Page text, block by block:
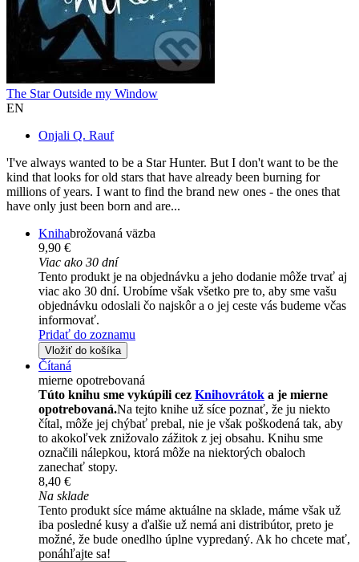
The Star Outside my Window
EN
Onjali Q. Rauf
'I've always wanted to be a Star Hunter. But I don't want to be the
kind that looks for old stars that have already been burning for
millions of years. I want to find the brand new ones - the ones that
have only just been born and are...
Knihabrožovaná väzba
9,90 €
Viac ako 30 dní
Tento produkt je na objednávku a jeho dodanie môže trvať aj
viac ako 30 dní. Urobíme však všetko pre to, aby sme vašu
objednávku odoslali čo najskôr a o jej ceste vás budeme včas
informovať.
Pridať do zoznamu
Vložiť do košíka
Čítaná
mierne opotrebovaná
Túto knihu sme vykúpili cez Knihovrátok a je mierne
opotrebovaná.Na tejto knihe už síce poznať, že ju niekto
čítal, môže jej chýbať prebal, nie je však poškodená tak, aby
to akokoľvek znižovalo zážitok z jej obsahu. Knihu sme
označili nálepkou, ktorá môže na niektorých obaloch
zanechať stopy.
8,40 €
Na sklade
Tento produkt síce máme aktuálne na sklade, máme však už
iba posledné kusy a ďalšie už nemá ani distribútor, preto je
možné, že bude onedlho úplne vypredaný. Ak ho chcete mať,
ponáhľajte sa!